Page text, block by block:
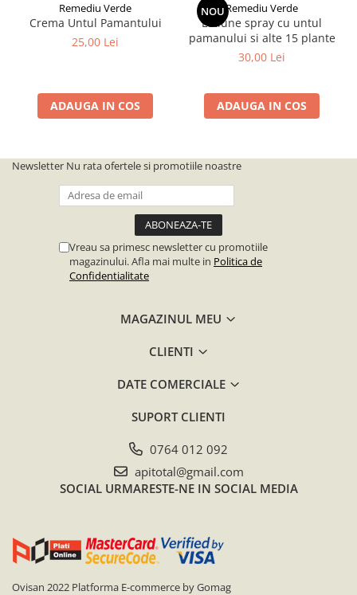
Remediu Verde
Crema Untul Pamantului
25,00 Lei
ADAUGA IN COS
NOURemediu Verde
Lotiune spray cu untul
pamanului si alte 15 plante
30,00 Lei
ADAUGA IN COS
Newsletter Nu rata ofertele si promotiile noastre
Vreau sa primesc newsletter cu promotiile
magazinului. Afla mai multe in Politica de
Confidentialitate
MAGAZINUL MEU
CLIENTI
DATE COMERCIALE
SUPORT CLIENTI
0764 012 092
apitotal@gmail.com
SOCIAL URMARESTE-NE IN SOCIAL MEDIA
Ovisan 2022 Platforma E-commerce by Gomag